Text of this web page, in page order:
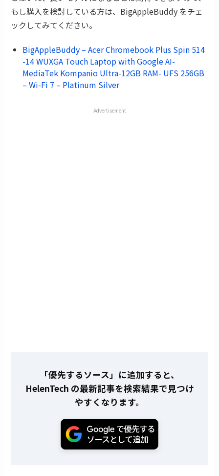
もし購入を検討している方は、BigAppleBuddy をチェ
ックしてみてください。
BigAppleBuddy – Acer Chromebook Plus Spin 514
-14 WUXGA Touch Laptop with Google AI-
MediaTek Kompanio Ultra-12GB RAM- UFS 256GB
– Wi-Fi 7 – Platinum Silver
Advertisement
「優先するソース」に追加すると、
HelenTech の最新記事を検索結果で見つけ
やすくなります。